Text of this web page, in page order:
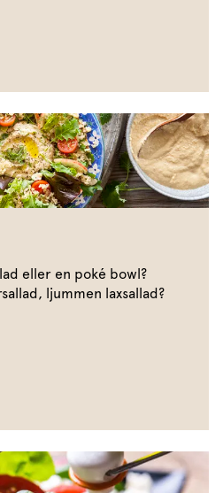
eller en poké bowl?
ljummen laxsallad?